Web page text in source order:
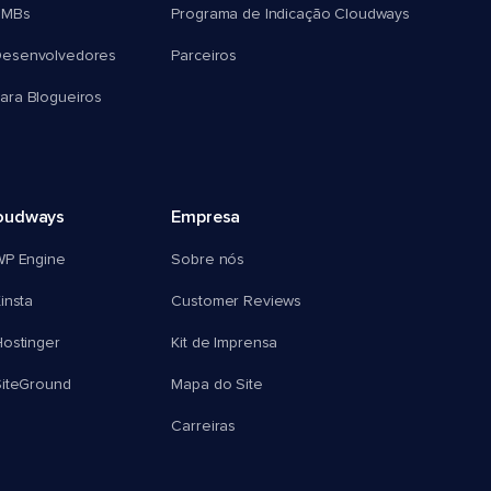
Blogueiros
Programa de Indicação Cloudways
Parceiros
Engine
Empresa
Sobre nós
Customer Reviews
Kit de Imprensa
Mapa do Site
Carreiras